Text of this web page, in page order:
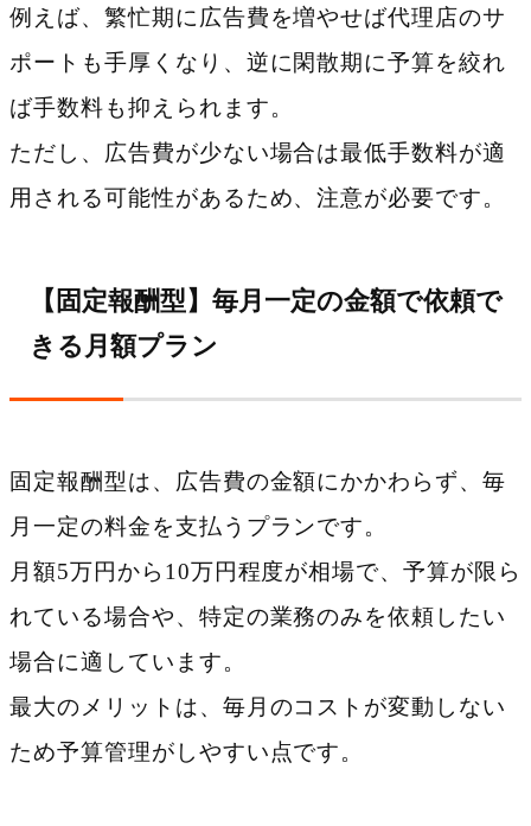
例えば、繁忙期に広告費を増やせば代理店のサ
ポートも手厚くなり、逆に閑散期に予算を絞れ
ば手数料も抑えられます。
ただし、広告費が少ない場合は最低手数料が適
用される可能性があるため、注意が必要です。
【固定報酬型】毎月一定の金額で依頼で
きる月額プラン
固定報酬型は、広告費の金額にかかわらず、毎
月一定の料金を支払うプランです。
月額5万円から10万円程度が相場で、予算が限ら
れている場合や、特定の業務のみを依頼したい
場合に適しています。
最大のメリットは、毎月のコストが変動しない
ため予算管理がしやすい点です。